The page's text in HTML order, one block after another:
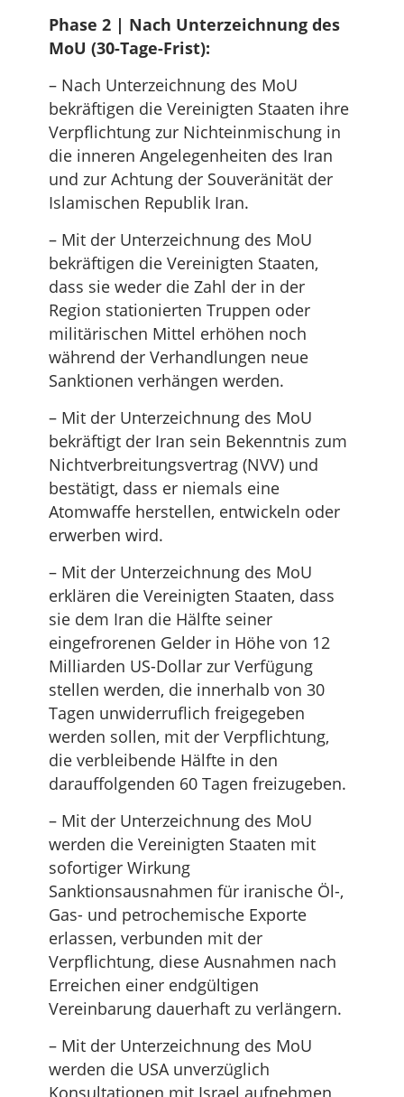
Phase 2 | Nach Unterzeichnung des
MoU (30-Tage-Frist):
– Nach Unterzeichnung des MoU
bekräftigen die Vereinigten Staaten ihre
Verpflichtung zur Nichteinmischung in
die inneren Angelegenheiten des Iran
und zur Achtung der Souveränität der
Islamischen Republik Iran.
– Mit der Unterzeichnung des MoU
bekräftigen die Vereinigten Staaten,
dass sie weder die Zahl der in der
Region stationierten Truppen oder
militärischen Mittel erhöhen noch
während der Verhandlungen neue
Sanktionen verhängen werden.
– Mit der Unterzeichnung des MoU
bekräftigt der Iran sein Bekenntnis zum
Nichtverbreitungsvertrag (NVV) und
bestätigt, dass er niemals eine
Atomwaffe herstellen, entwickeln oder
erwerben wird.
– Mit der Unterzeichnung des MoU
erklären die Vereinigten Staaten, dass
sie dem Iran die Hälfte seiner
eingefrorenen Gelder in Höhe von 12
Milliarden US-Dollar zur Verfügung
stellen werden, die innerhalb von 30
Tagen unwiderruflich freigegeben
werden sollen, mit der Verpflichtung,
die verbleibende Hälfte in den
darauffolgenden 60 Tagen freizugeben.
– Mit der Unterzeichnung des MoU
werden die Vereinigten Staaten mit
sofortiger Wirkung
Sanktionsausnahmen für iranische Öl-,
Gas- und petrochemische Exporte
erlassen, verbunden mit der
Verpflichtung, diese Ausnahmen nach
Erreichen einer endgültigen
Vereinbarung dauerhaft zu verlängern.
– Mit der Unterzeichnung des MoU
werden die USA unverzüglich
Konsultationen mit Israel aufnehmen,